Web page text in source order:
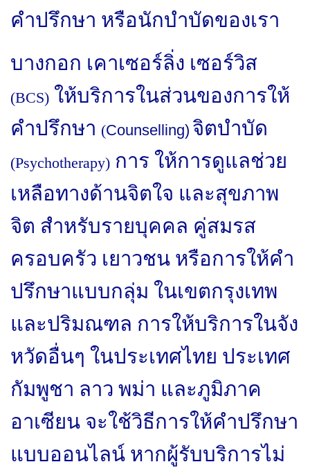
คำปรึกษา หรือนักบำบัดของเรา
บางกอก เคาเซอร์ลิ่ง เซอร์วิส
(BCS) ให้บริการในส่วนของการให้
คำปรึกษา (Counselling) จิตบำบัด
(Psychotherapy) การ ให้การดูแลช่วย
เหลือทางด้านจิตใจ และสุขภาพ
จิต สำหรับรายบุคคล คู่สมรส
ครอบครัว เยาวชน หรือการให้คำ
ปรึกษาแบบกลุ่ม ในเขตกรุงเทพ
และปริมณฑล การให้บริการในจัง
หวัดอื่นๆ ในประเทศไทย ประเทศ
กัมพูชา ลาว พม่า และภูมิภาค
อาเซียน จะใช้วิธีการให้คำปรึกษา
แบบออนไลน์ หากผู้รับบริการไม่